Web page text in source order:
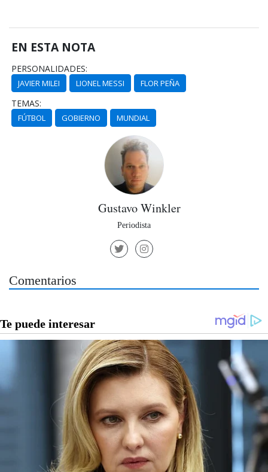
EN ESTA NOTA
PERSONALIDADES:
JAVIER MILEI LIONEL MESSI FLOR PEÑA
TEMAS:
FÚTBOL GOBIERNO MUNDIAL
Gustavo Winkler
Periodista
Comentarios